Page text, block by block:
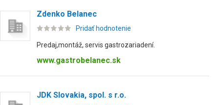
Zdenko Belanec
Pridať hodnotenie
Predaj,montáž, servis gastrozariadení.
www.gastrobelanec.sk
JDK Slovakia, spol. s r.o.